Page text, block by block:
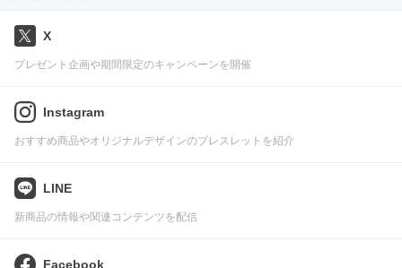
X
プレゼント企画や期間限定のキャンペーンを開催
Instagram
おすすめ商品やオリジナルデザインのブレスレットを紹介
LINE
新商品の情報や関連コンテンツを配信
Facebook